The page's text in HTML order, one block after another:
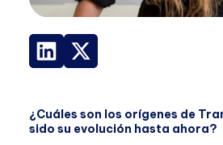
¿Cuáles son los orígenes de
sido su evolución hasta ahora?